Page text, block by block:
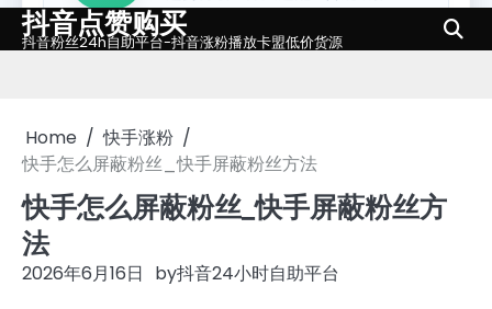
Skip
to
抖音点赞购买
抖音粉丝24h自助平台-抖音涨粉播放卡盟低价货源
Home
快手涨粉
快手怎么屏蔽粉丝_快手屏蔽粉丝方法
快手怎么屏蔽粉丝_快手屏蔽粉丝方
法
2026年6月16日 by抖音24小时自助平台